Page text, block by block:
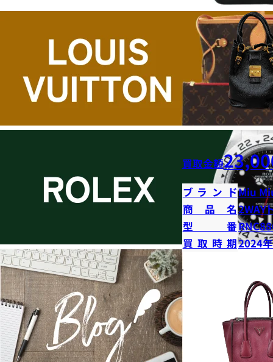
買取金額
ブランドMiu
商品名2WAY
型番
買取時期2024